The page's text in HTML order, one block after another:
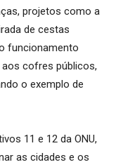
projetos como a
de cestas
funcionamento
aos cofres públicos,
o exemplo de
11 e 12 da ONU,
as cidades e os